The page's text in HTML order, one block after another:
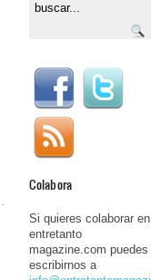
Colabora
Si quieres colaborar en
entretanto
magazine.com puedes
escribirnos a